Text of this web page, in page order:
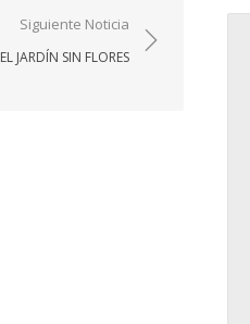
Siguiente Noticia
EL JARDÍN SIN FLORES